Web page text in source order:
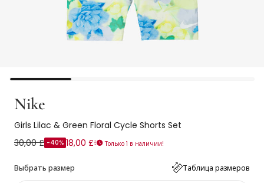
Nike
Girls Lilac & Green Floral Cycle Shorts Set
30,00 £ -40% 18,00 £ Только 1 в наличии!
Выбрать размер Таблица размеров